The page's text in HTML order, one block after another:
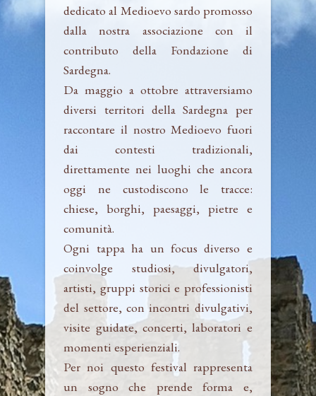
dedicato al Medioevo sardo promosso
dalla nostra associazione con il
contributo della Fondazione di
Sardegna.
Da maggio a ottobre attraversiamo
diversi territori della Sardegna per
raccontare il nostro Medioevo fuori
dai contesti tradizionali,
direttamente nei luoghi che ancora
oggi ne custodiscono le tracce:
chiese, borghi, paesaggi, pietre e
comunità.
Ogni tappa ha un focus diverso e
coinvolge studiosi, divulgatori,
artisti, gruppi storici e professionisti
del settore, con incontri divulgativi,
visite guidate, concerti, laboratori e
momenti esperienziali.
Per noi questo festival rappresenta
un sogno che prende forma e,